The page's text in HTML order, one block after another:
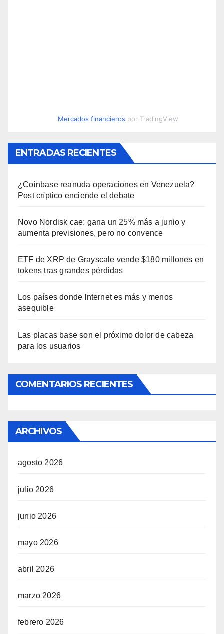
Mercados financieros por TradingView
ENTRADAS RECIENTES
¿Coinbase reanuda operaciones en Venezuela?
Post críptico enciende el debate
Novo Nordisk cae: gana un 25% más a junio y
aumenta previsiones, pero no convence
ETF de XRP de Grayscale vende $180 millones en
tokens tras grandes pérdidas
Los países donde Internet es más y menos
asequible
Las placas base son el próximo dolor de cabeza
para los usuarios
COMENTARIOS RECIENTES
ARCHIVOS
agosto 2026
julio 2026
junio 2026
mayo 2026
abril 2026
marzo 2026
febrero 2026